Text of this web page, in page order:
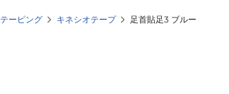
テーピング キネシオテープ 足首貼足3 ブルー